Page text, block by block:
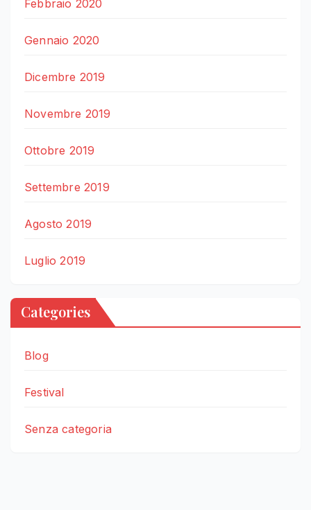
Febbraio 2020
Gennaio 2020
Dicembre 2019
Novembre 2019
Ottobre 2019
Settembre 2019
Agosto 2019
Luglio 2019
Categories
Blog
Festival
Senza categoria